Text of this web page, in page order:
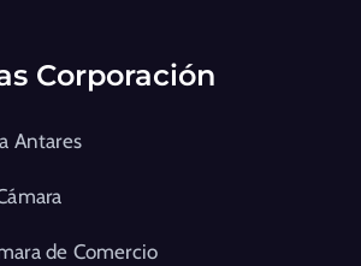
Corporación
Antares
de Comercio